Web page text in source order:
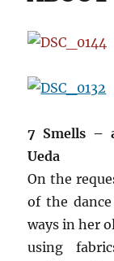
7 Smells –
Ueda
On the
of the
ways in her
using